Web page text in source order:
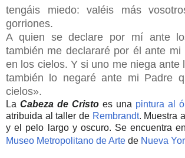
tengáis miedo: valéis más
gorriones.
A quien se declare por mí ante
también me declararé por él ante mi
en los cielos. Y si uno me niega ante
también lo negaré ante mi Padre
cielos».
La Cabeza de Cristo es una pintura al
atribuida al taller de Rembrandt. Muestra
y el pelo largo y oscuro. Se encuentra
Museo Metropolitano de Arte de Nueva